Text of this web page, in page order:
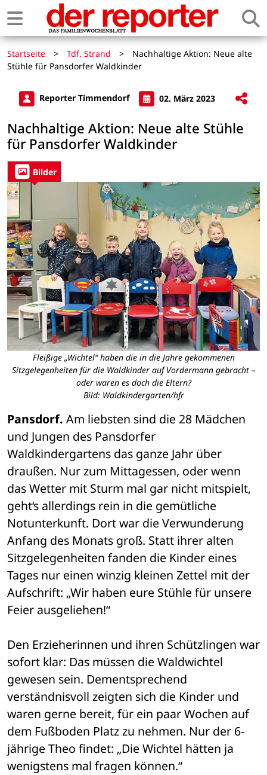
Startseite > Tdf. Strand >
Nachhaltige Aktion: Neue alte
Stühle für Pansdorfer Waldkinder
Reporter Timmendorf 02. März 2023
Nachhaltige Aktion: Neue alte Stühle
für Pansdorfer Waldkinder
Bilder
Fleißige „Wichtel“ haben die in die Jahre gekommenen
Sitzgelegenheiten für die Waldkinder auf Vordermann gebracht –
oder waren es doch die Eltern?
Bild: Waldkindergarten/hfr
Pansdorf. Am liebsten sind die 28 Mädchen
und Jungen des Pansdorfer
Waldkindergartens das ganze Jahr über
draußen. Nur zum Mittagessen, oder wenn
das Wetter mit Sturm mal gar nicht mitspielt,
geht‘s allerdings rein in die gemütliche
Notunterkunft. Dort war die Verwunderung
Anfang des Monats groß. Statt ihrer alten
Sitzgelegenheiten fanden die Kinder eines
Tages nur einen winzig kleinen Zettel mit der
Aufschrift: „Wir haben eure Stühle für unsere
Feier ausgeliehen!“
Den Erzieherinnen und ihren Schützlingen war
sofort klar: Das müssen die Waldwichtel
gewesen sein. Dementsprechend
verständnisvoll zeigten sich die Kinder und
waren gerne bereit, für ein paar Wochen auf
dem Fußboden Platz zu nehmen. Nur der 6-
jährige Theo findet: „Die Wichtel hätten ja
wenigstens mal fragen können.“